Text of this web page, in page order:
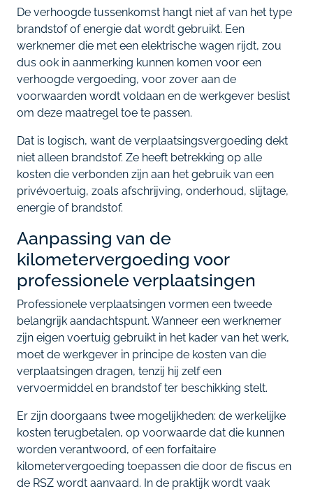
De verhoogde tussenkomst hangt niet af van het type
brandstof of energie dat wordt gebruikt. Een
werknemer die met een elektrische wagen rijdt, zou
dus ook in aanmerking kunnen komen voor een
verhoogde vergoeding, voor zover aan de
voorwaarden wordt voldaan en de werkgever beslist
om deze maatregel toe te passen.
Dat is logisch, want de verplaatsingsvergoeding dekt
niet alleen brandstof. Ze heeft betrekking op alle
kosten die verbonden zijn aan het gebruik van een
privévoertuig, zoals afschrijving, onderhoud, slijtage,
energie of brandstof.
Aanpassing van de
kilometervergoeding voor
professionele verplaatsingen
Professionele verplaatsingen vormen een tweede
belangrijk aandachtspunt. Wanneer een werknemer
zijn eigen voertuig gebruikt in het kader van het werk,
moet de werkgever in principe de kosten van die
verplaatsingen dragen, tenzij hij zelf een
vervoermiddel en brandstof ter beschikking stelt.
Er zijn doorgaans twee mogelijkheden: de werkelijke
kosten terugbetalen, op voorwaarde dat die kunnen
worden verantwoord, of een forfaitaire
kilometervergoeding toepassen die door de fiscus en
de RSZ wordt aanvaard. In de praktijk wordt vaak